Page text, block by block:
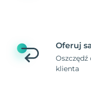
Oferuj
Oszczędź
klienta